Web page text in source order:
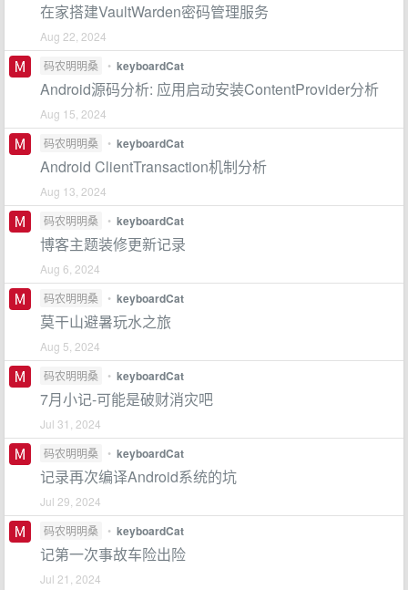
在家搭建VaultWarden密码管理服务
Aug 22, 2024
码农明明桑
• keyboardCat
Android源码分析: 应用启动安装ContentProvider分析
Aug 15, 2024
码农明明桑
• keyboardCat
Android ClientTransaction机制分析
Aug 13, 2024
码农明明桑
• keyboardCat
博客主题装修更新记录
Aug 6, 2024
码农明明桑
• keyboardCat
莫干山避暑玩水之旅
Aug 5, 2024
码农明明桑
• keyboardCat
7月小记-可能是破财消灾吧
Jul 31, 2024
码农明明桑
• keyboardCat
记录再次编译Android系统的坑
Jul 29, 2024
码农明明桑
• keyboardCat
记第一次事故车险出险
Jul 21, 2024